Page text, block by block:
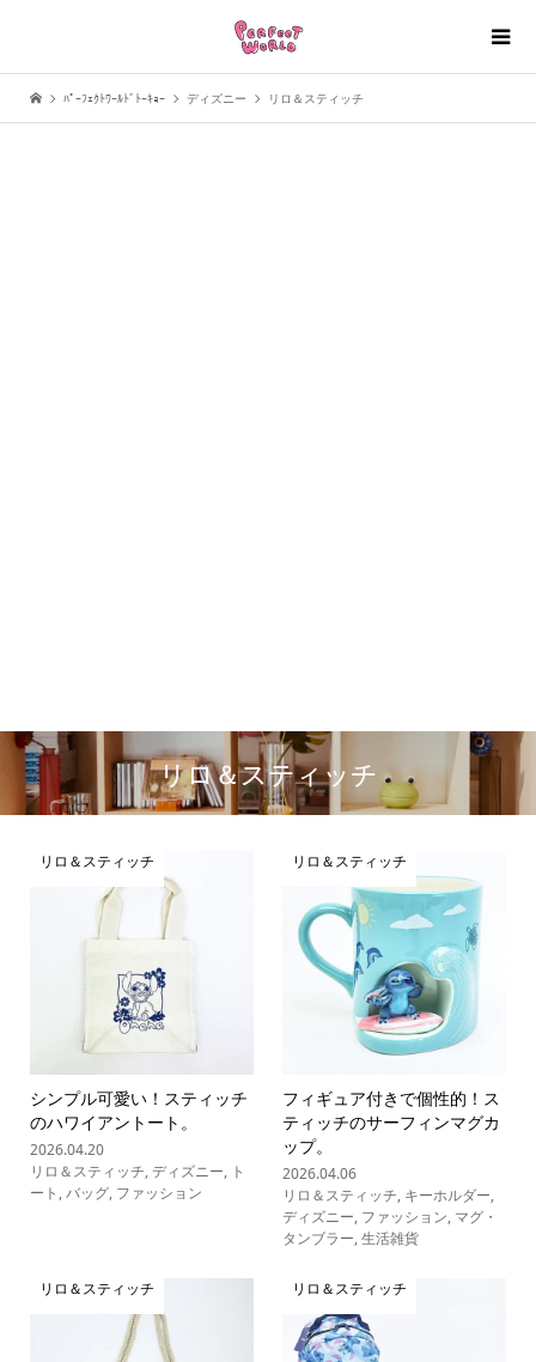
ﾊﾟｰﾌｪｸﾄﾜｰﾙﾄﾞﾄｰｷｮｰ ディズニー リロ＆スティッチ
リロ＆スティッチ
リロ＆スティッチ
シンプル可愛い！スティッチ
のハワイアントート。
2026.04.20
リロ＆スティッチ,ディズニー, ト
ート ,バッグ, ファッション
リロ＆スティッチ
フィギュア付きで個性的！ス
ティッチのサーフィンマグカ
ップ。
2026.04.06
リロ＆スティッチ, キーホルダー,
ディズニー, ファッション, マグ・
タンブラー,生活雑貨
リロ＆スティッチ リロ＆スティッチ